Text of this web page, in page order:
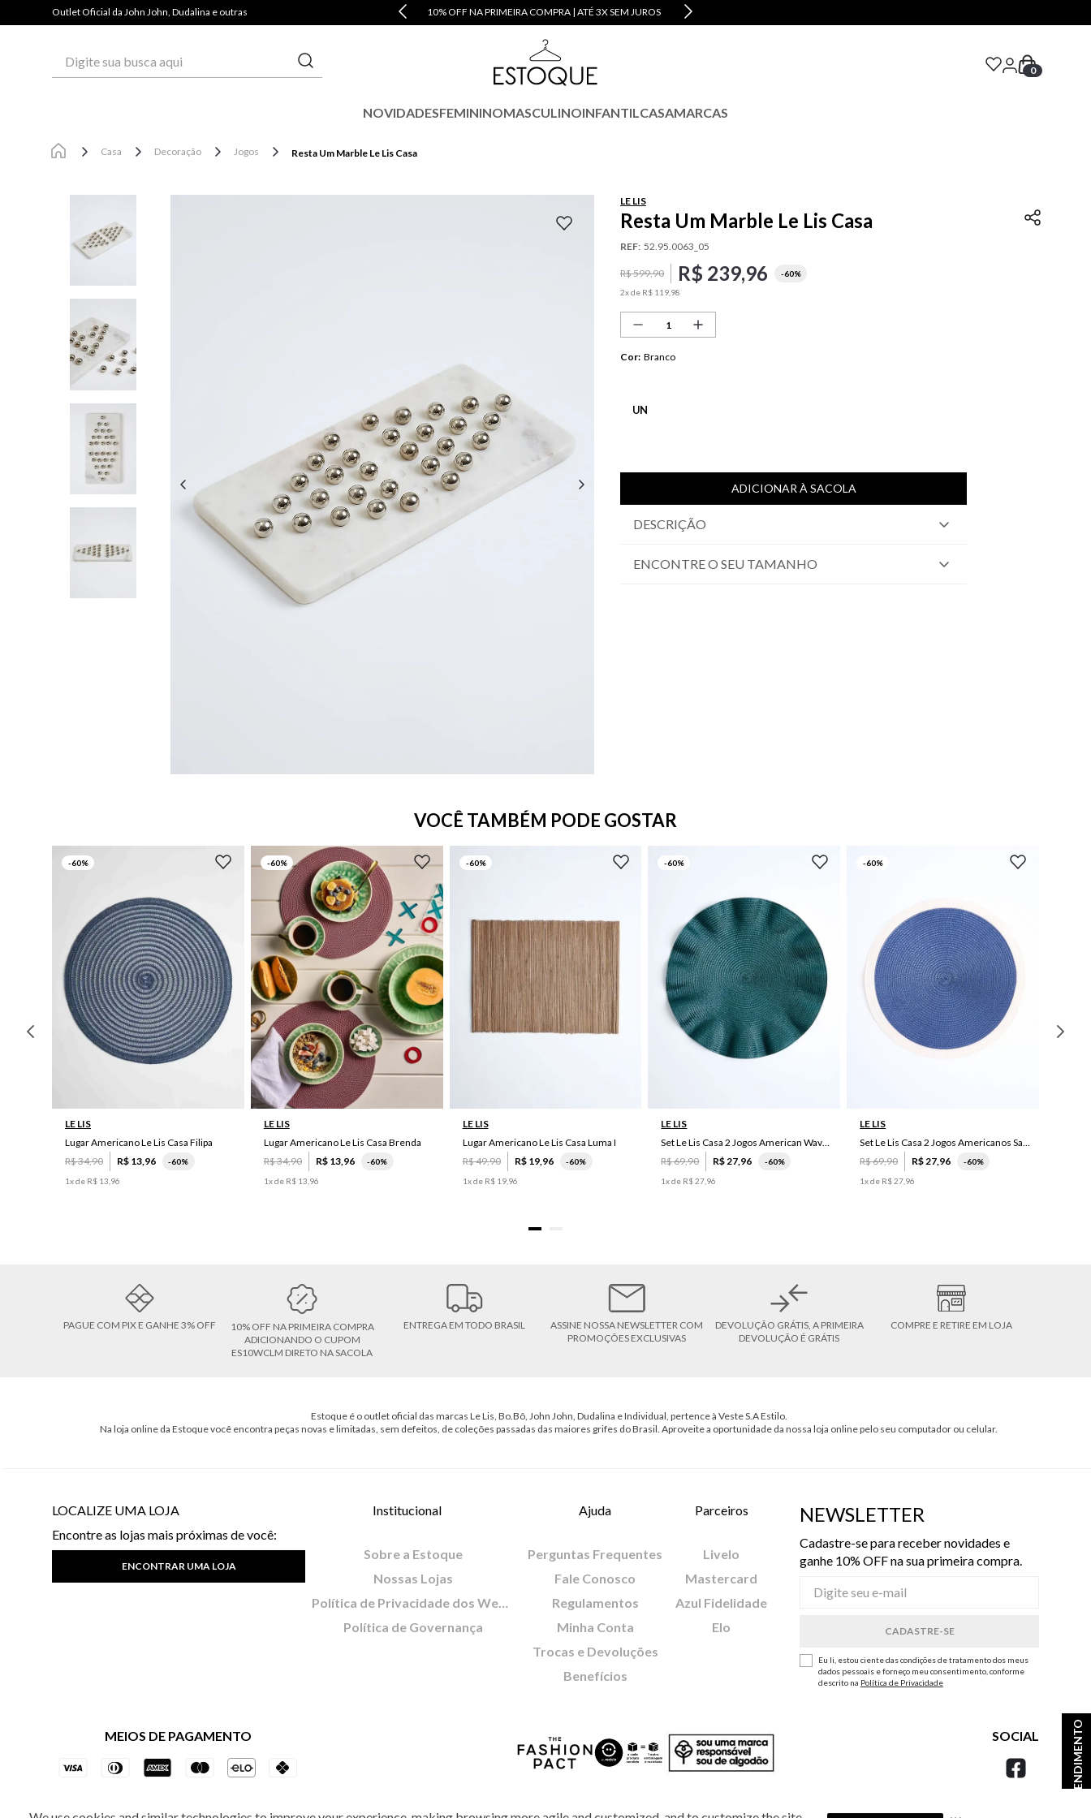
Outlet Oficial da John John, Dudalina e outrasPAGUE COM PIX E GANHE 3% OFF* 10% OFF NA PRIMEIRA COMPRA | ATÉ 3X SEM JUROS
0
NOVIDADESFEMININOMASCULINOINFANTILCASAMARCAS
ATENDIMENTO
Casa Decoração Jogos Resta Um Marble Le Lis Casa
LE LIS
Resta Um Marble Le Lis Casa
REF: 52.95.0063_05
R$599,90 R$ 239,96 -60%
2x de R$ 119 98
Cor: Branco
UN
ADICIONAR À SACOLA
DESCRIÇÃO
ENCONTRE O SEU TAMANHO
VOCÊ TAMBÉM PODE GOSTAR
-60%
LE LIS
Lugar Americano Le Lis Casa Filipa
R$34,90 R$ 13,96 -60%
1x de R$ 13 96
-60%
UN
LE LIS
Lugar Americano Le Lis Casa Brenda
R$34,90 R$ 13,96 -60%
1x de R$ 13 96
-60%
LE LIS
Lugar Americano Le Lis Casa Luma I
R$49,90 R$ 19,96 -60%
1x de R$ 19, 96
-60%
LE LIS
Set Le Lis Casa 2 Jogos American Wave Green
R$69,90 R$27,96 -60%
1x de R$27 96
-60%
LE LIS
Set Le Lis Casa 2 Jogos Americanos Saruê II
R$69,90 R$27,96 -60%
1x de R$27 96
PAGUE COM PIX E GANHE 3% OFF
10% OFF NA PRIMEIRA COMPRA
ADICIONANDO O CUPOM
ES10WCLM DIRETO NA SACOLA
ENTREGA EM TODO BRASIL
ASSINE NOSSA NEWSLETTER COM
PROMOÇÕES EXCLUSIVAS
DEVOLUÇÃO GRÁTIS, A PRIMEIRA
DEVOLUÇÃO É GRÁTIS
COMPRE E RETIRE EM LOJA
Estoque é o outlet oficial das marcas Le Lis, Bo.Bô, John John, Dudalina e Individual, pertence à Veste S.A Estilo.
Na loja online da Estoque você encontra peças novas e limitadas, sem defeitos, de coleções passadas das maiores grifes do Brasil. Aproveite a oportunidade da nossa loja online pelo seu computador ou celular.
LOCALIZE UMA LOJA
Encontre as lojas mais próximas de você:
ENCONTRAR UMA LOJA
Institucional
Sobre a Estoque
Nossas Lojas
Política de Privacidade dos Websites
Política de Governança
Ajuda
Perguntas Frequentes
Fale Conosco
Regulamentos
Minha Conta
Trocas e Devoluções
Benefícios
Parceiros
Livelo
Mastercard
Azul Fidelidade
Elo
NEWSLETTER
Cadastre-se para receber novidades e
ganhe 10% OFF na sua primeira compra.
Eu li, estou ciente das condições de tratamento dos meus
dados pessoais e forneço meu consentimento, conforme
descrito na Política de Privacidade
MEIOS DE PAGAMENTO SOCIAL